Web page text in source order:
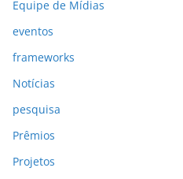
Equipe de Mídias
eventos
frameworks
Notícias
pesquisa
Prêmios
Projetos